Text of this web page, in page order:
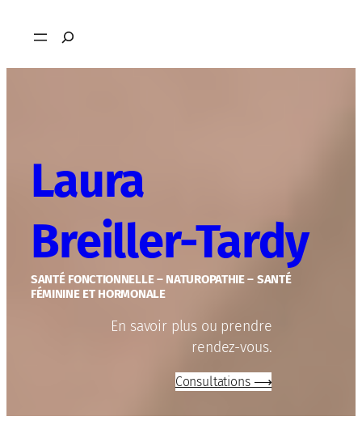
Laura
Breiller-Tardy
SANTÉ FONCTIONNELLE – NATUROPATHIE – SANTÉ
FÉMININE ET HORMONALE
En savoir plus ou prendre
rendez-vous.
Consultations ⟶